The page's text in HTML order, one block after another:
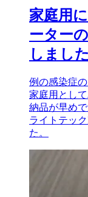
家庭用
ーター
しました
例の感染症
家庭用とし
納品が早め
ライトテッ
た。